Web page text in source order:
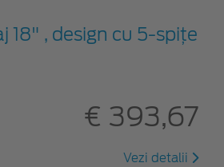
18" , design cu 5-spiţe
€ 393,67
Vezi detalii